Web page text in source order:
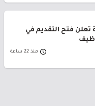
تعلن فتح التقديم في
منذ 22 ساعة